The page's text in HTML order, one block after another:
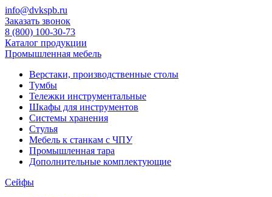
info@dvkspb.ru
Заказать звонок
8 (800) 100-30-73
Каталог продукции
Промышленная мебель
Верстаки, производственные столы
Тумбы
Тележки инструментальные
Шкафы для инструментов
Системы хранения
Стулья
Мебель к станкам с ЧПУ
Промышленная тара
Дополнительные комплектующие
Сейфы